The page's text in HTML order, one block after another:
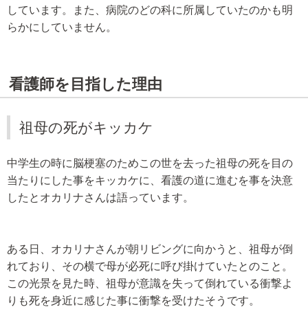
しています。また、病院のどの科に所属していたのかも明
らかにしていません。
看護師を目指した理由
祖母の死がキッカケ
中学生の時に脳梗塞のためこの世を去った祖母の死を目の
当たりにした事をキッカケに、看護の道に進むを事を決意
したとオカリナさんは語っています。
ある日、オカリナさんが朝リビングに向かうと、祖母が倒
れており、その横で母が必死に呼び掛けていたとのこと。
この光景を見た時、祖母が意識を失って倒れている衝撃よ
りも死を身近に感じた事に衝撃を受けたそうです。